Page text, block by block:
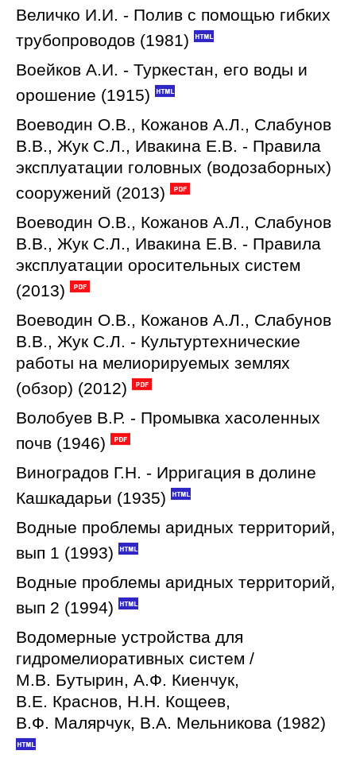
Величко И.И. - Полив с помощью гибких
трубопроводов (1981)
Воейков А.И. - Туркестан, его воды и
орошение (1915)
Воеводин О.В., Кожанов А.Л., Слабунов
В.В., Жук С.Л., Ивакина Е.В. - Правила
эксплуатации головных (водозаборных)
сооружений (2013)
Воеводин О.В., Кожанов А.Л., Слабунов
В.В., Жук С.Л., Ивакина Е.В. - Правила
эксплуатации оросительных систем
(2013)
Воеводин О.В., Кожанов А.Л., Слабунов
В.В., Жук С.Л. - Культуртехнические
работы на мелиорируемых землях
(обзор) (2012)
Волобуев В.Р. - Промывка хасоленных
почв (1946)
Виноградов Г.Н. - Ирригация в долине
Кашкадарьи (1935)
Водные проблемы аридных территорий,
вып 1 (1993)
Водные проблемы аридных территорий,
вып 2 (1994)
Водомерные устройства для
гидромелиоративных систем /
М.В. Бутырин, А.Ф. Киенчук,
В.Е. Краснов, Н.Н. Кощеев,
В.Ф. Малярчук, В.А. Мельникова (1982)